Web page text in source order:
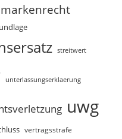
markenrecht
streitwert
unterlassungserklaerung
uwg
vertragsstrafe